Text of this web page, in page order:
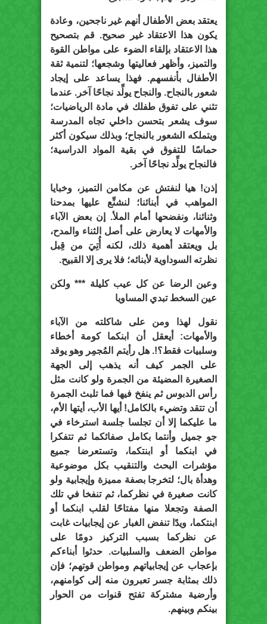
يعتقد بعض الأطفال أنهم غير ناجحين، وعادة
يكون هذا الاعتقاد غير صحيح. قم بتصحيح
هذا الاعتقاد بإلقاء الضوء على مواطن القوة
والتميز، وأظهر فعاليتها وشجعها؛ لتنمية ثقة
الأطفال بأنفسهم. فهذا يساعد على إيجاد
شعور بالنجاح. والنجاح يولِّد نجاحًا آخر. عندما
تثني على تفوق طفلك في مادة الرياضيات؛
سوف يشعر بتحسن داخلي تجاه المدرسة
ويتملكه الشعور بالنجاح؛ وبذلك سيكون أكثر
حماسًا للتفوق في بقية المواد الدراسية؛
فالنجاح يولِّد نجاحًا آخر.
إذن! هيا لنفتش عن مكامن التميز، وخبايا
المواهب في أبنائنا؛ لنشنِّع عليها بمدحنا
وثنائنا، ونفضحها أمام الملأ. إن بعض الآباء
والأمهات لا يعارض على أصل الثناء والمدح،
بل ويعتقد أهمية ذلك، لكنه أُتِيَ من قِبل
نظرته السوداوية لأبنائه؛ فلا يرى إلا القبيح.
وعين الرضا عن كل عيب كليلة *** ولكن
عين السخط تبدي المساويا
نقول لهذا ومن على شاكلته من الآباء
والأمهات: أيعقل أن ابنكما كومة أخطاء
وسلبيات فقط؟!. هل رأيتم المُجمِر وهو يوقد
على الجمر كيف أنه يذهب إلى الجهة
الصغيرة المضيئة من الجمرة ولو كانت مثل
رأس الدبوس ثم ينفخ فيها فما تلبث الجمرة
أن تتقد وتضيء بالكامل! أيها الأب، أيتها الأم،
ما عليكما إلا أن تجلسا جلسة استرخاء في
جو جميل وأنتما بكامل صفائكما ثم تتفكرا
في ابنكما أو ابنتكما، وتستعرضا جميع
مؤشرات البحث والتنقيب بكل موضوعية
وهدأة بال؛ لتخرجا بصفة مميزة وإيجابية ولو
كانت صغيرة في نظركما، ثم تنفخا في تلك
الصفة وتجعلا منها مفتاحًا لقلب ابنكما أو
ابنتكما، ويدًا تنفض الغبار عن إيجابيات غابت
عن نظركما بسبب التركيز دومًا على
مواطن الضعف والسلبيات. حدثوا أبناءكم
بإعجاب عن إيجابياتهم ومواطن قوتهم؛ فإن
ذلك بمثابة جسر تعبرون منه إلى كوامنهم،
وأرضية مشتركة تفتح قنوات من الحوار
بينكم وبينهم.